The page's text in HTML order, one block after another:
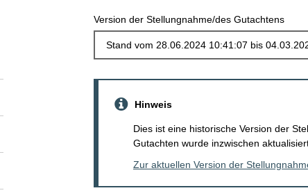
Version der Stellungnahme/des Gutachtens
Hinweis
Dies ist eine historische Version der
Gutachten wurde inzwischen
Zur aktuellen Version der